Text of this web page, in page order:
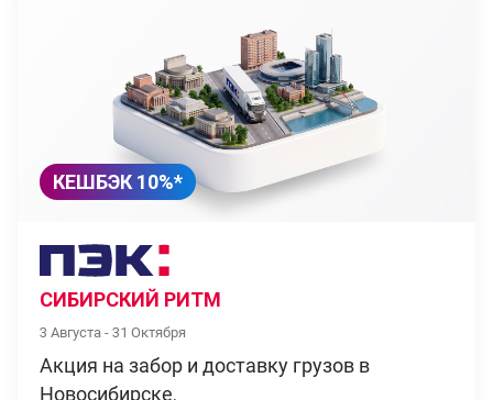
КЕШБЭК 10%*
СИБИРСКИЙ РИТМ
3 Августа - 31 Октября
Акция на забор и доставку грузов в
Новосибирске.